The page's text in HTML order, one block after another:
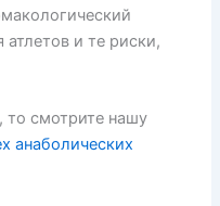
и те риски,
то смотрите нашу
анаболических